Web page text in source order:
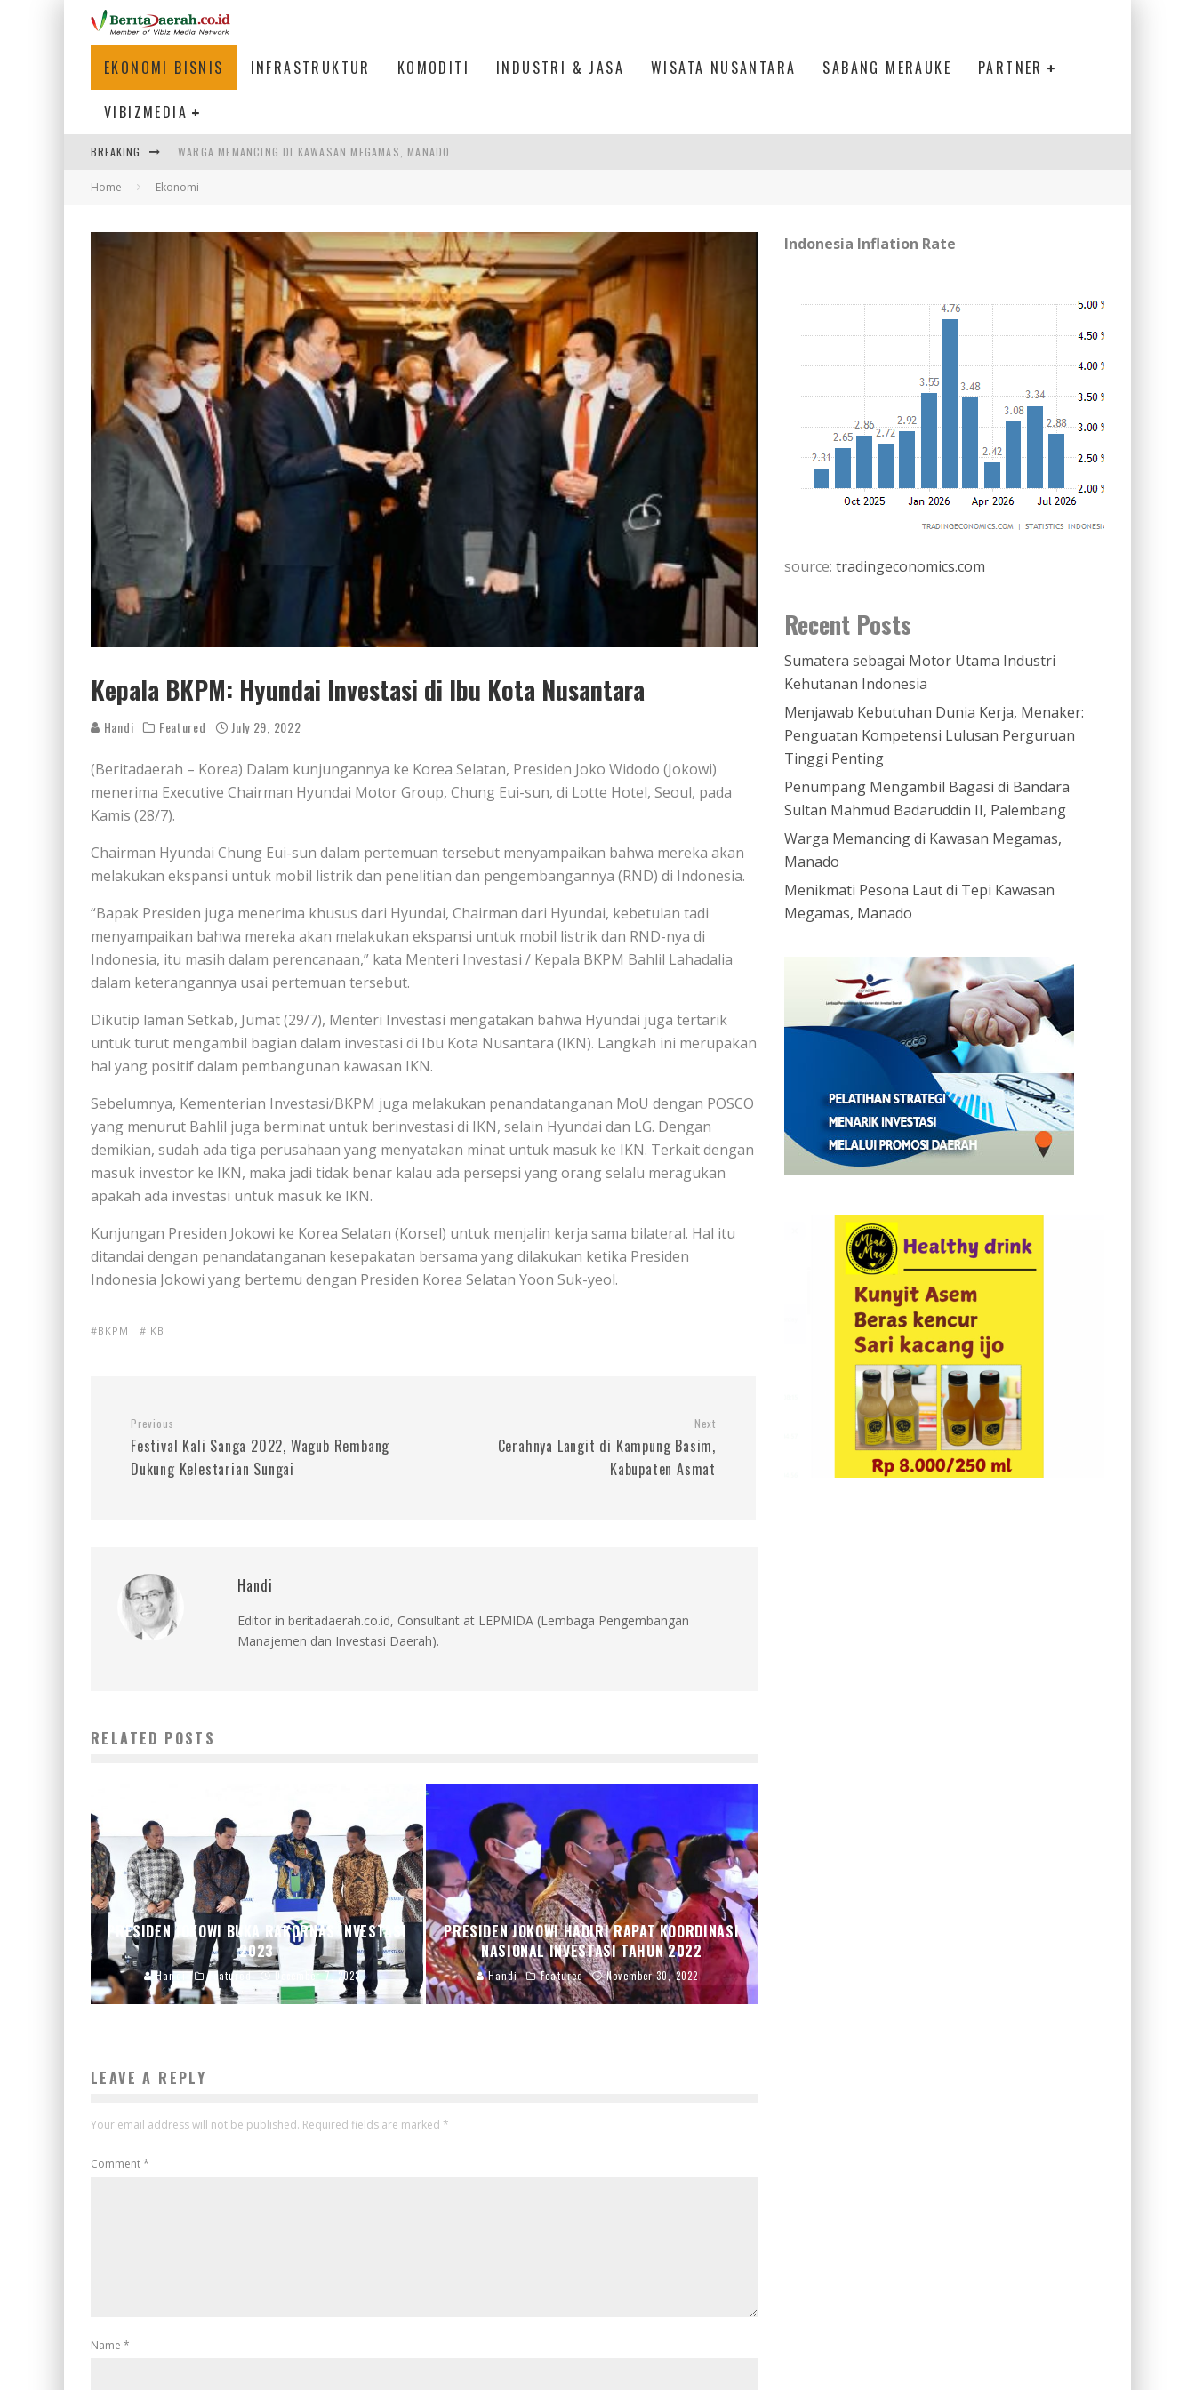
EKONOMI BISNIS INFRASTRUKTUR KOMODITI INDUSTRI & JASA WISATA NUSANTARA SABANG MERAUKE PARTNER
VIBIZMEDIA
BREAKING WARGA MEMANCING DI KAWASAN MEGAMAS, MANADO
SUMATERA SEBAGAI MOTOR UTAMA INDUSTRI KEHUTANAN INDONESIA
PENUMPANG MENGAMBIL BAGASI DI BANDARA SULTAN MAHMUD BADARUDDIN II, PALEMBANG
Home Ekonomi
Kepala BKPM: Hyundai Investasi di Ibu Kota Nusantara
Handi Featured July 29, 2022
(Beritadaerah – Korea) Dalam kunjungannya ke Korea Selatan, Presiden Joko Widodo (Jokowi)
menerima Executive Chairman Hyundai Motor Group, Chung Eui-sun, di Lotte Hotel, Seoul, pada
Kamis (28/7).
Chairman Hyundai Chung Eui-sun dalam pertemuan tersebut menyampaikan bahwa mereka akan
melakukan ekspansi untuk mobil listrik dan penelitian dan pengembangannya (RND) di Indonesia.
“Bapak Presiden juga menerima khusus dari Hyundai, Chairman dari Hyundai, kebetulan tadi
menyampaikan bahwa mereka akan melakukan ekspansi untuk mobil listrik dan RND-nya di
Indonesia, itu masih dalam perencanaan,” kata Menteri Investasi / Kepala BKPM Bahlil Lahadalia
dalam keterangannya usai pertemuan tersebut.
Dikutip laman Setkab, Jumat (29/7), Menteri Investasi mengatakan bahwa Hyundai juga tertarik
untuk turut mengambil bagian dalam investasi di Ibu Kota Nusantara (IKN). Langkah ini merupakan
hal yang positif dalam pembangunan kawasan IKN.
Sebelumnya, Kementerian Investasi/BKPM juga melakukan penandatanganan MoU dengan POSCO
yang menurut Bahlil juga berminat untuk berinvestasi di IKN, selain Hyundai dan LG. Dengan
demikian, sudah ada tiga perusahaan yang menyatakan minat untuk masuk ke IKN. Terkait dengan
masuk investor ke IKN, maka jadi tidak benar kalau ada persepsi yang orang selalu meragukan
apakah ada investasi untuk masuk ke IKN.
Kunjungan Presiden Jokowi ke Korea Selatan (Korsel) untuk menjalin kerja sama bilateral. Hal itu
ditandai dengan penandatanganan kesepakatan bersama yang dilakukan ketika Presiden
Indonesia Jokowi yang bertemu dengan Presiden Korea Selatan Yoon Suk-yeol.
BKPM IKB
Previous
Festival Kali Sanga 2022, Wagub Rembang
Dukung Kelestarian Sungai
Next
Cerahnya Langit di Kampung Basim,
Kabupaten Asmat
Handi
Editor in beritadaerah.co.id, Consultant at LEPMIDA (Lembaga Pengembangan
Manajemen dan Investasi Daerah).
RELATED POSTS
PRESIDEN JOKOWI BUKA RAKORNAS INVESTASI
2023
Handi Featured December 7, 2023
PRESIDEN JOKOWI HADIRI RAPAT KOORDINASI
NASIONAL INVESTASI TAHUN 2022
Handi Featured November 30, 2022
LEAVE A REPLY
Your email address will not be published. Required fields are marked *
Comment*
Name *
Indonesia Inflation Rate
source: tradingeconomics.com
Recent Posts
Sumatera sebagai Motor Utama Industri
Kehutanan Indonesia
Menjawab Kebutuhan Dunia Kerja, Menaker:
Penguatan Kompetensi Lulusan Perguruan
Tinggi Penting
Penumpang Mengambil Bagasi di Bandara
Sultan Mahmud Badaruddin II, Palembang
Warga Memancing di Kawasan Megamas,
Manado
Menikmati Pesona Laut di Tepi Kawasan
Megamas, Manado